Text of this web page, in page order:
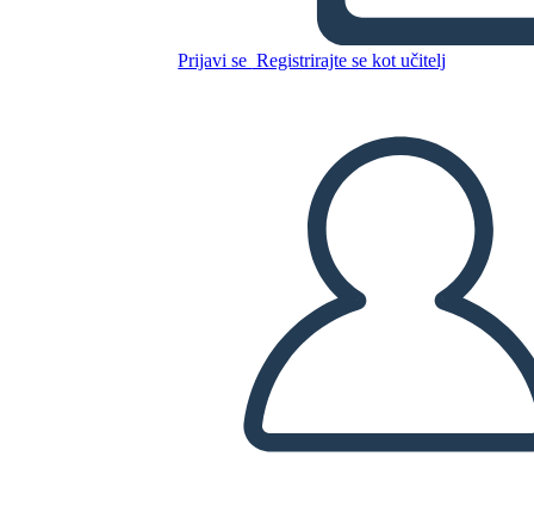
Prijavi se Registrirajte se kot učitelj
Kopirajte to snemalno knjigo
USTVARITE SNEMALNO KNJIGO
PREBERI MI